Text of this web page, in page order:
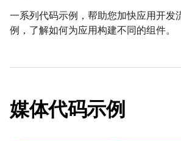
一系列代码示例，帮助您加快应用开发
例，了解如何为应用构建不同的组件。
媒体代码示例